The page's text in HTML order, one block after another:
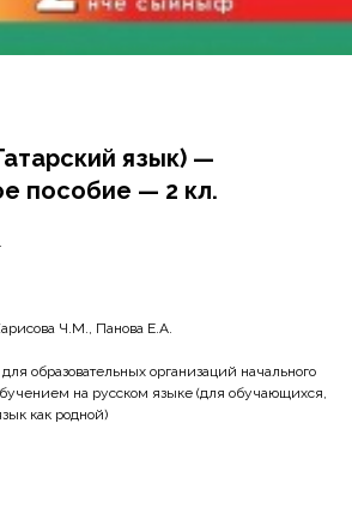
язык) —
пособие — 2 кл.
Ч.М., Панова Е.А.
образовательных организаций начального
на русском языке (для обучающихся,
как родной)